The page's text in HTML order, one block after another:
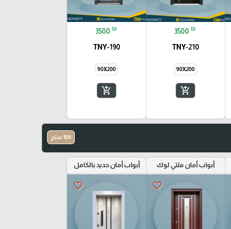
3500 ₪
TNY-210
90X200
add_shopping_cart
3500 ₪
TNY-190
90X200
add_shopping_cart
109 منتج
أبواب أمان ملتي لوك
favorite_border
أبواب أمان حديد بالكامل
favorite_border